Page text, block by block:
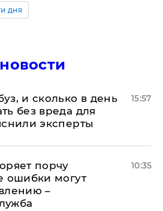
дня
и сколько в день
без вреда для
эксперты
15:57
порчу
ошибки могут
–
10:35